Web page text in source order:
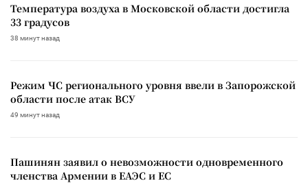
Температура воздуха в Московской области достигла
33 градусов
38 минут назад
Режим ЧС регионального уровня ввели в Запорожской
области после атак ВСУ
49 минут назад
Пашинян заявил о невозможности одновременного
членства Армении в ЕАЭС и ЕС